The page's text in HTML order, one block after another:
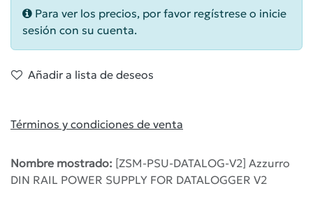
Para ver los precios, por favor regístrese o inicie
sesión con su cuenta.
Añadir a lista de deseos
Términos y condiciones de venta
Nombre mostrado: [ZSM-PSU-DATALOG-V2] Azzurro
DIN RAIL POWER SUPPLY FOR DATALOGGER V2